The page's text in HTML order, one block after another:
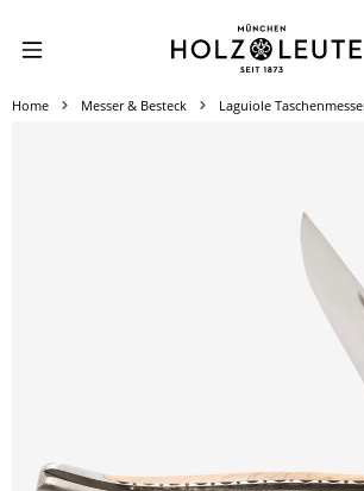
Zum Hauptinhalt springen
Home Messer & Besteck Laguiole